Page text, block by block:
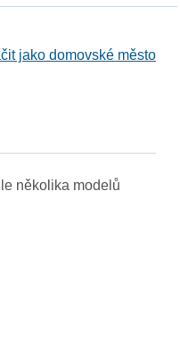
jako domovské město
několika modelů